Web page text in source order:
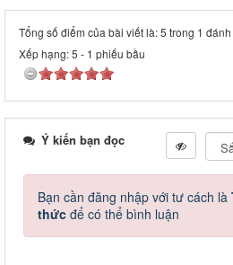
Tổng số điểm của bài viết là: 5 trong 1
Xếp hạng:5 - 1 phiếu bầu
Ý kiến bạn đọc
Bạn cần đăng nhập với tư cách là
thức để có thể bình luận